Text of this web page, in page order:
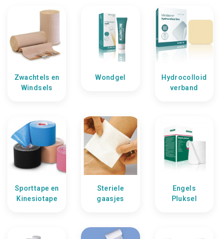
Zwachtels en
Windsels
Wondgel
Hydrocolloid
verband
Sporttape en
Kinesiotape
Steriele
gaasjes
Engels
Pluksel